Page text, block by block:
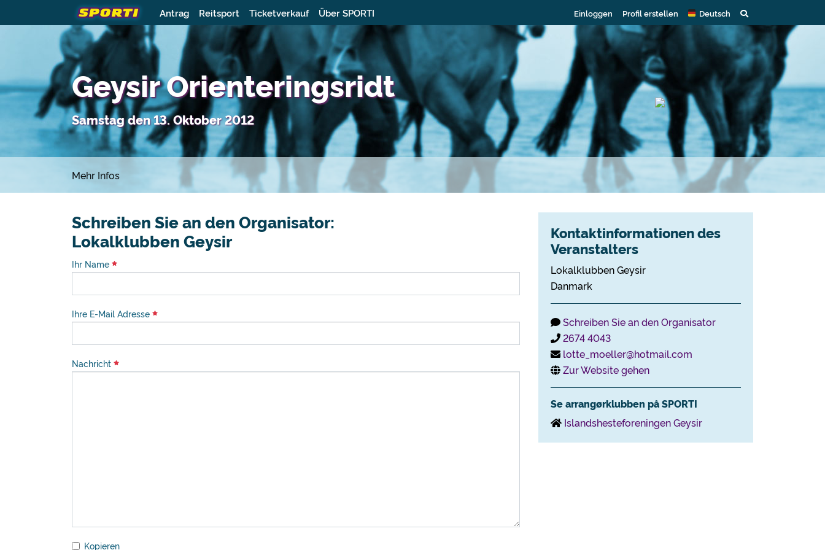
Antrag Reitsport Ticketverkauf Über SPORTI Einloggen Profil erstellen Deutsch
Geysir Orienteringsridt
Samstag den 13. Oktober 2012
Mehr Infos
Schreiben Sie an den Organisator:
Lokalklubben Geysir
Ihr Name
Ihre E-Mail Adresse
Nachricht
Kopieren
Kontaktinformationen des
Veranstalters
Lokalklubben Geysir
Danmark
Schreiben Sie an den Organisator
2674 4043
lotte_moeller@hotmail.com
Zur Website gehen
Se arrangørklubben på SPORTI
Islandshesteforeningen Geysir